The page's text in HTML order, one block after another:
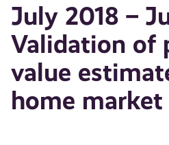
July 2018 –
Validation of
value
home market